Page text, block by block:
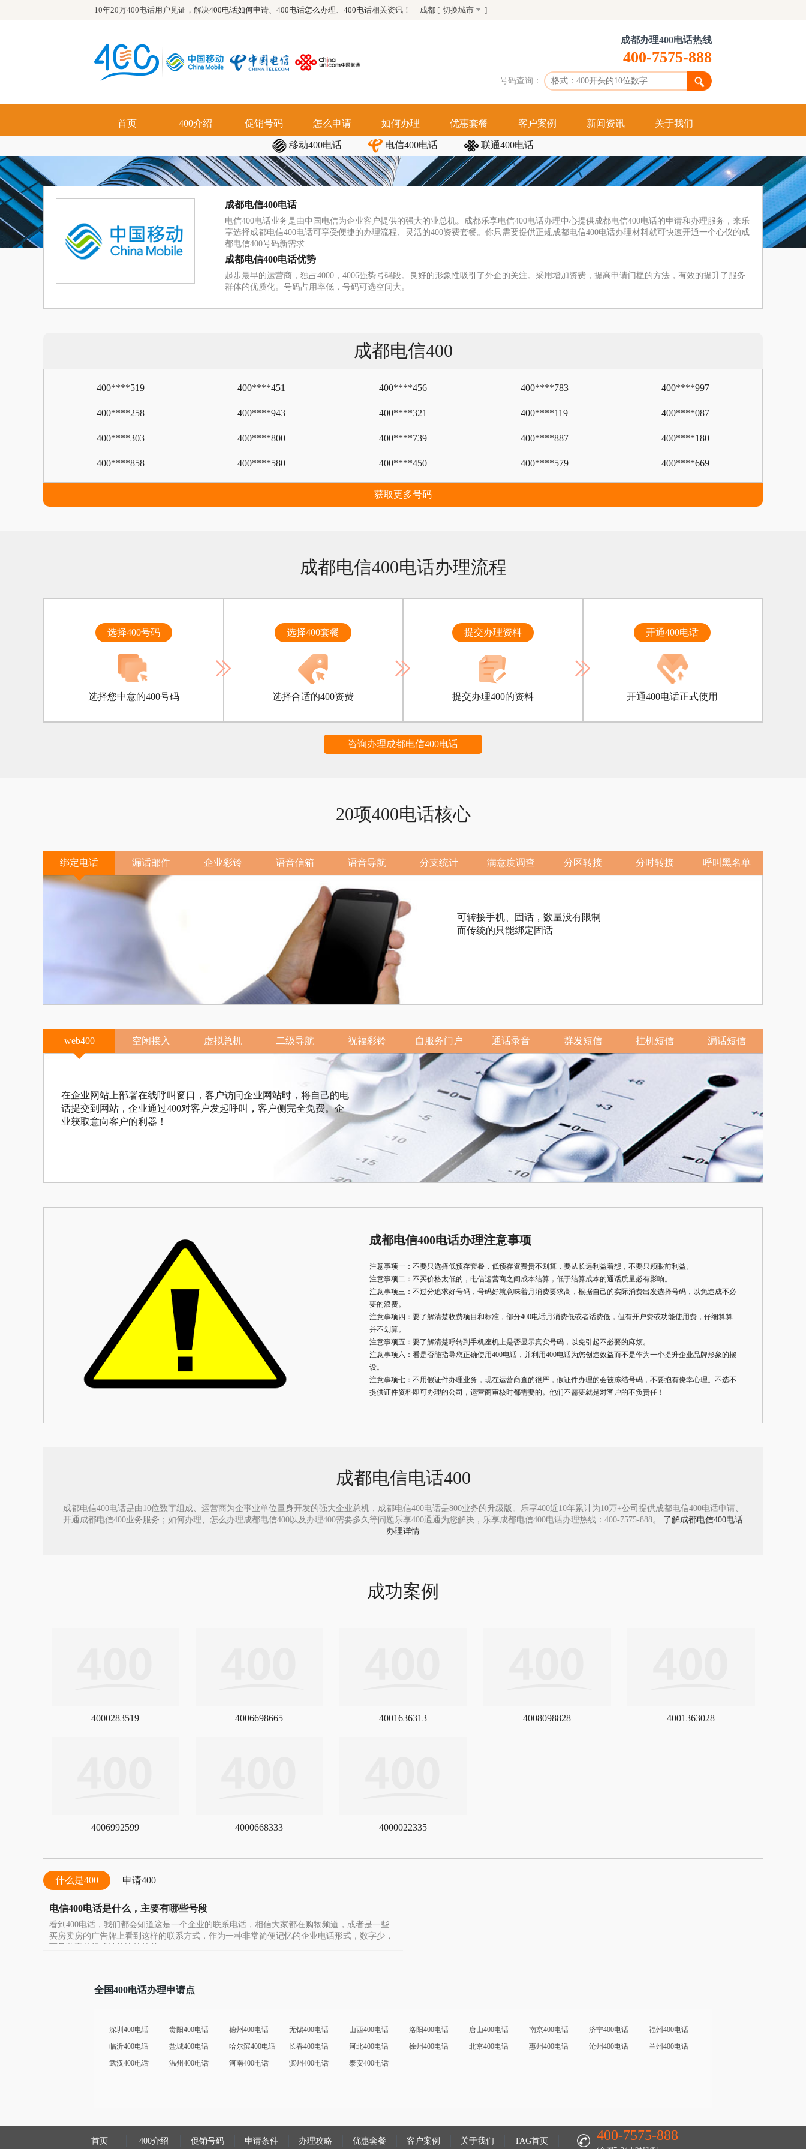
10年20万400电话用户见证，解决400电话如何申请、 400电话怎么办理、 400电话相关资讯！ 成都 [ 切换城市 ]
成都办理400电话热线
400-7575-888
号码查询：
首页 400介绍
功能
促销号码 怎么申请 如何办理 优惠套餐 客户案例 新闻资讯
申请400
关于我们
移动400电话 电信400电话 联通400电话
成都电信400电话
电信400电话业务是由中国电信为企业客户提供的强大的业总机。成都乐享电信400电话办理中心提供成都电信400电话的申请和办理服务，来乐
享选择成都电信400电话可享受便捷的办理流程、灵活的400资费套餐。你只需要提供正规成都电信400电话办理材料就可快速开通一个心仪的成
都电信400号码新需求
成都电信400电话优势
起步最早的运营商，独占4000，4006强势号码段。良好的形象性吸引了外企的关注。采用增加资费，提高申请门槛的方法，有效的提升了服务
群体的优质化。号码占用率低，号码可选空间大。
成都电信400
400****519 400****451 400****456 400****783 400****997
400****258 400****943 400****321 400****119 400****087
400****303 400****800 400****739 400****887 400****180
400****858 400****580 400****450 400****579 400****669
获取更多号码
成都电信400电话办理流程
选择400号码
选择您中意的400号码
选择400套餐
选择合适的400资费
提交办理资料
提交办理400的资料
开通400电话
开通400电话正式使用
咨询办理成都电信400电话
20项400电话核心
绑定电话 漏话邮件 企业彩铃 语音信箱 语音导航 分支统计 满意度调查 分区转接 分时转接 呼叫黑名单
可转接手机、固话，数量没有限制
而传统的只能绑定固话
web400 空闲接入 虚拟总机 二级导航 祝福彩铃 自服务门户 通话录音 群发短信 挂机短信 漏话短信
在企业网站上部署在线呼叫窗口，客户访问企业网站时，将自己的电
话提交到网站，企业通过400对客户发起呼叫，客户侧完全免费。企
业获取意向客户的利器！
成都电信400电话办理注意事项
注意事项一：不要只选择低预存套餐，低预存资费贵不划算，要从长远利益着想，不要只顾眼前利益。
注意事项二：不买价格太低的，电信运营商之间成本结算，低于结算成本的通话质量必有影响。
注意事项三：不过分追求好号码，号码好就意味着月消费要求高，根据自己的实际消费出发选择号码，以免造成不必
要的浪费。
注意事项四：要了解清楚收费项目和标准，部分400电话月消费低或者话费低，但有开户费或功能使用费，仔细算算
并不划算。
注意事项五：要了解清楚呼转到手机座机上是否显示真实号码，以免引起不必要的麻烦。
注意事项六：看是否能指导您正确使用400电话，并利用400电话为您创造效益而不是作为一个提升企业品牌形象的摆
设。
注意事项七：不用假证件办理业务，现在运营商查的很严，假证件办理的会被冻结号码，不要抱有侥幸心理。不选不
提供证件资料即可办理的公司，运营商审核时都需要的。他们不需要就是对客户的不负责任！
成都电信电话400
成都电信400电话是由10位数字组成、运营商为企事业单位量身开发的强大企业总机，成都电信400电话是800业务的升级版。乐享400近10年累计为10万+公司提供成都电信400电话申请、
开通成都电信400业务服务；如何办理、怎么办理成都电信400以及办理400需要多久等问题乐享400通通为您解决，乐享成都电信400电话办理热线：400-7575-888。 了解成都电信400电话
办理详情
成功案例
4000283519 4006698665 4001636313 4008098828 4001363028
4006992599 4000668333 4000022335
什么是400 申请400
电信400电话是什么，主要有哪些号段
看到400电话，我们都会知道这是一个企业的联系电话，相信大家都在购物频道，或者是一些
买房卖房的广告牌上看到这样的联系方式，作为一种非常简便记忆的企业电话形式，数字少，
全国400电话办理申请点
深圳400电话 贵阳400电话 德州400电话 无锡400电话 山西400电话 洛阳400电话 唐山400电话 南京400电话 济宁400电话
福州400电话
临沂400电话
盐城400电话 哈尔滨400电话 长春400电话 河北400电话 徐州400电话 北京400电话 惠州400电话 沧州400电话
兰州400电话
武汉400电话
温州400电话 河南400电话 滨州400电话 泰安400电话
首页 400介绍 促销号码 申请条件 办理攻略 优惠套餐 客户案例 关于我们 TAG首页 400-7575-888